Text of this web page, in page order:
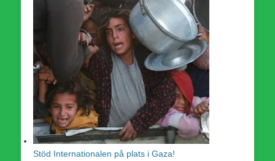
Stöd Internationalen på plats i Gaza!